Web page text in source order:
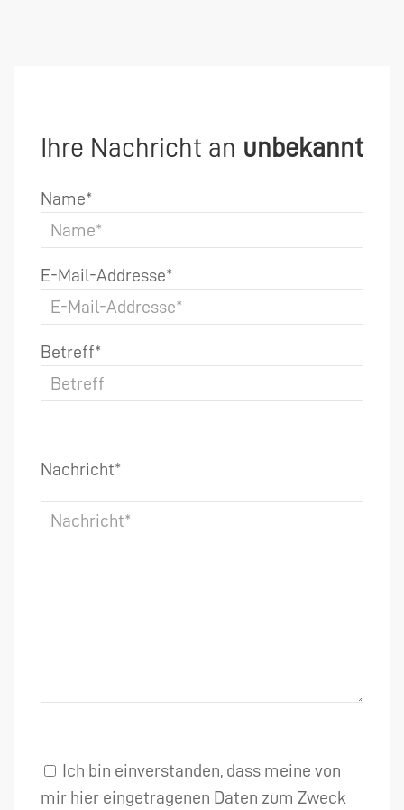
Ihre Nachricht an unbekannt
Name*
E-Mail-Addresse*
Betreff*
Nachricht*
Ich bin einverstanden, dass meine von
mir hier eingetragenen Daten zum Zweck